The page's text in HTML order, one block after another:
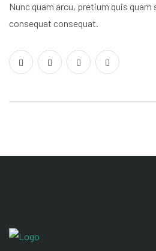
Nunc quam arcu, pretium quis
consequat consequat.